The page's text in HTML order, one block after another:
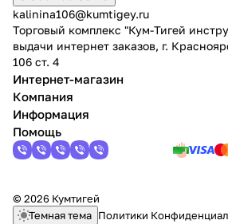
kalinina106@kumtigey.ru
Торговый комплекс "Кум-Тигей
выдачи интернет заказов, г.
106 ст. 4
Интернет-магазин
Компания
Информация
Помощь
© 2026 Кумтигей
Темная тема Политики